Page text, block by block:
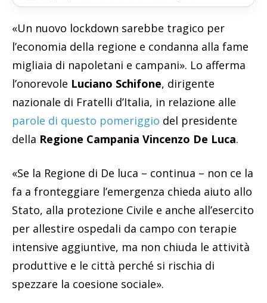
«Un nuovo lockdown sarebbe tragico per
l’economia della regione e condanna alla fame
migliaia di napoletani e campani». Lo afferma
l’onorevole Luciano Schifone, dirigente
nazionale di Fratelli d’Italia, in relazione alle
parole di questo pomeriggio del presidente
della Regione Campania Vincenzo De Luca.
«Se la Regione di De luca – continua – non ce la
fa a fronteggiare l’emergenza chieda aiuto allo
Stato, alla protezione Civile e anche all’esercito
per allestire ospedali da campo con terapie
intensive aggiuntive, ma non chiuda le attività
produttive e le città perché si rischia di
spezzare la coesione sociale».